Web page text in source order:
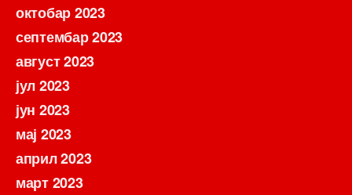
октобар 2023
септембар 2023
август 2023
јул 2023
јун 2023
мај 2023
април 2023
март 2023